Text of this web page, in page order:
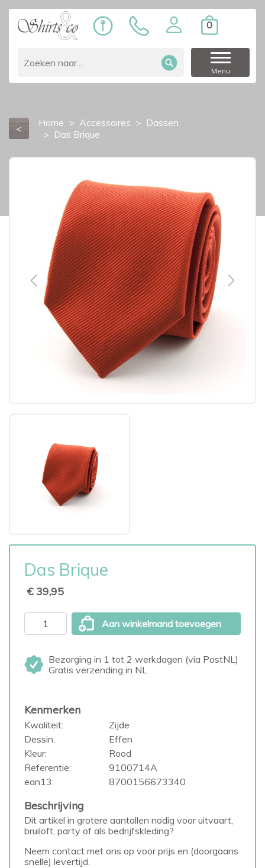
0
Menu
< Home Accessoires
Dassen
Das Brique
Previous Next
Das Brique
€ 39,95
Aan winkelmand toevoegen
Bezorging in 1 tot 2 werkdagen (via PostNL)
Gratis verzending in NL
Kenmerken
Kwaliteit:
Zijde
Dessin:
Effen
Kleur:
Rood
Referentie:
9100714A
ean13:
8700156673340
Beschrijving
Dit artikel in grotere aantallen nodig voor uitvaart,
bruiloft, party of als bedrijfskleding?
Neem contact met ons op voor prijs en (doorgaans
snelle) levertijd.